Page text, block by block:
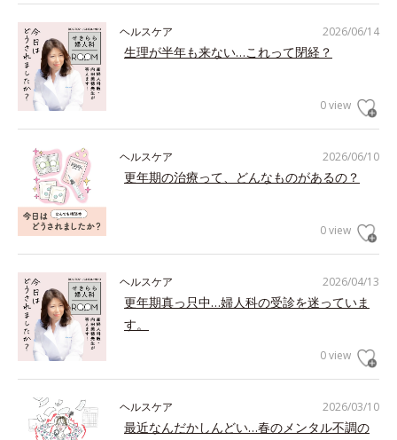
2026/06/14
ヘルスケア
生理が半年も来ない…これって閉経？
0 view
2026/06/10
ヘルスケア
更年期の治療って、どんなものがあるの？
0 view
2026/04/13
ヘルスケア
更年期真っ只中…婦人科の受診を迷っていま
す。
0 view
2026/03/10
ヘルスケア
最近なんだかしんどい…春のメンタル不調の